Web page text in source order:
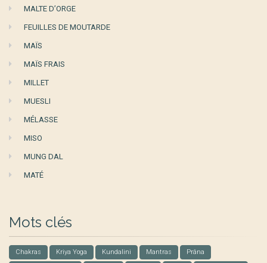
MALTE D’ORGE
FEUILLES DE MOUTARDE
MAÏS
MAÏS FRAIS
MILLET
MUESLI
MÉLASSE
MISO
MUNG DAL
MATÉ
Mots clés
Chakras Kriya Yoga Kundalini Mantras Prâna